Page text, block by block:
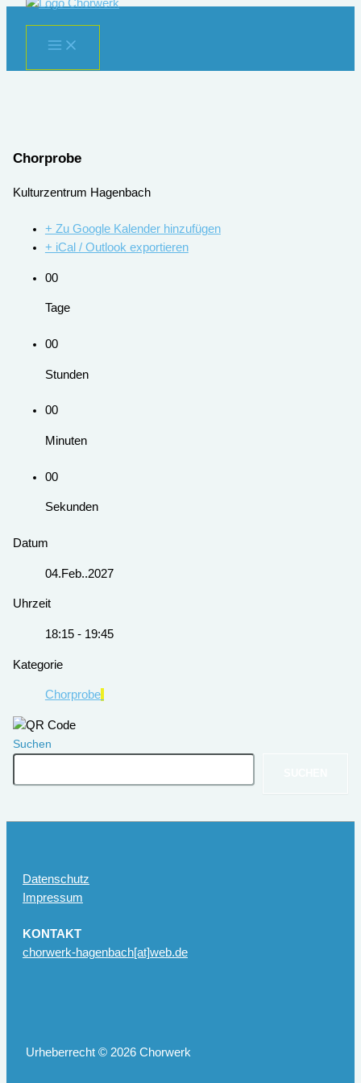
springen
Chorprobe
Kulturzentrum Hagenbach
+ Zu Google Kalender hinzufügen
+ iCal / Outlook exportieren
00
Tage
00
Stunden
00
Minuten
00
Sekunden
Datum
04.Feb..2027
Uhrzeit
18:15 - 19:45
Kategorie
Chorprobe
Suchen
Datenschutz
Impressum
KONTAKT
chorwerk-hagenbach[at]web.de
Urheberrecht © 2026 Chorwerk